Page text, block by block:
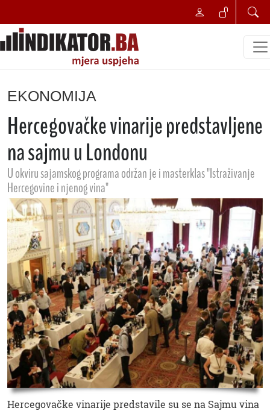
EKONOMIJA
Hercegovačke vinarije predstavljene
na sajmu u Londonu
U okviru sajamskog programa održan je i masterklas "Istraživanje
Hercegovine i njenog vina"
Hercegovačke vinarije predstavile su se na Sajmu vina